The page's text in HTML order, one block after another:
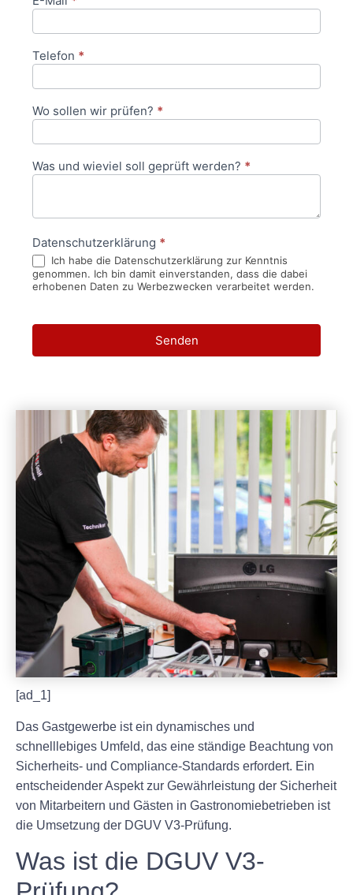
Telefon *
Wo sollen wir prüfen? *
Was und wieviel soll geprüft werden? *
Datenschutzerklärung *
Ich habe die Datenschutzerklärung zur Kenntnis
genommen. Ich bin damit einverstanden, dass die dabei
erhobenen Daten zu Werbezwecken verarbeitet werden.
Senden
[ad_1]
Das Gastgewerbe ist ein dynamisches und
schnelllebiges Umfeld, das eine ständige Beachtung von
Sicherheits- und Compliance-Standards erfordert. Ein
entscheidender Aspekt zur Gewährleistung der Sicherheit
von Mitarbeitern und Gästen in Gastronomiebetrieben ist
die Umsetzung der DGUV V3-Prüfung.
Was ist die DGUV V3-